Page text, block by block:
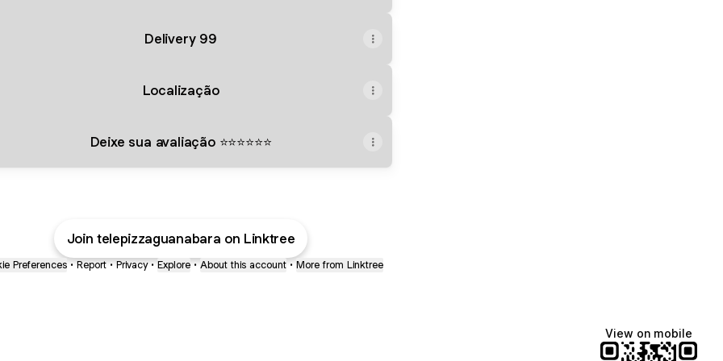
Delivery 99
Localização
Deixe sua avaliação ⭐⭐⭐⭐⭐⭐
Join telepizzaguanabara on Linktree
Preferences • Report • Privacy • Explore • About this account • More from Linktree
View on mobile